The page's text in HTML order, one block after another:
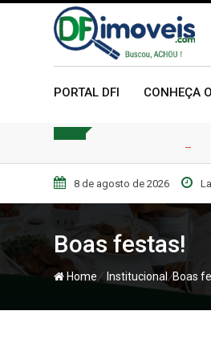
PORTAL DFI CONHEÇA
8 de agosto de 2026
Boas festas!
Home/Institucional /Boas